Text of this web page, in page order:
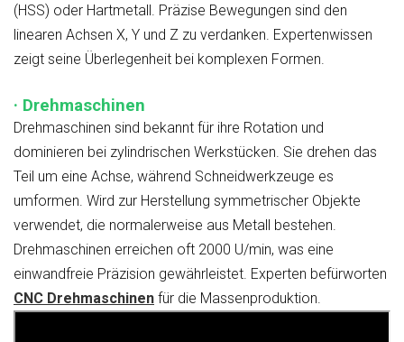
(HSS) oder Hartmetall. Präzise Bewegungen sind den
linearen Achsen X, Y und Z zu verdanken. Expertenwissen
zeigt seine Überlegenheit bei komplexen Formen.
· Drehmaschinen
Drehmaschinen sind bekannt für ihre Rotation und
dominieren bei zylindrischen Werkstücken. Sie drehen das
Teil um eine Achse, während Schneidwerkzeuge es
umformen. Wird zur Herstellung symmetrischer Objekte
verwendet, die normalerweise aus Metall bestehen.
Drehmaschinen erreichen oft 2000 U/min, was eine
einwandfreie Präzision gewährleistet. Experten befürworten
CNC Drehmaschinen für die Massenproduktion.